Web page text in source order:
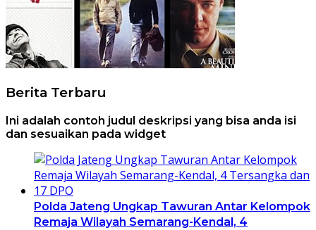
Berita Terbaru
Ini adalah contoh judul deskripsi yang bisa anda isi
dan sesuaikan pada widget
Polda Jateng Ungkap Tawuran Antar Kelompok
Remaja Wilayah Semarang-Kendal, 4